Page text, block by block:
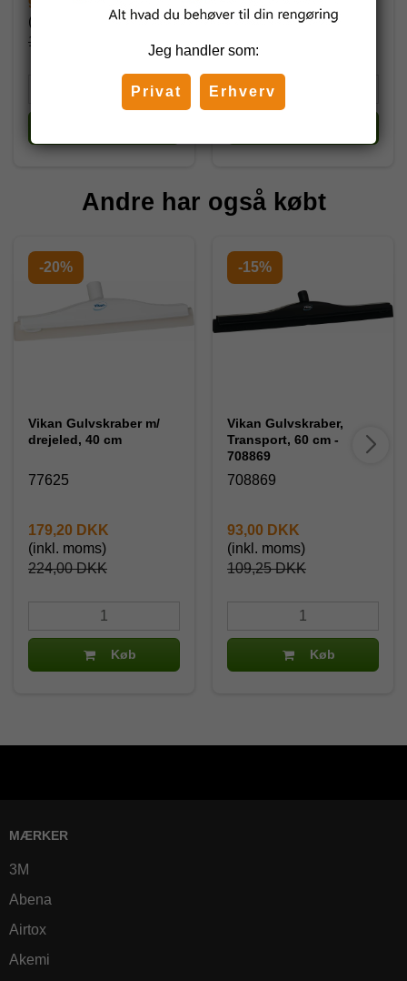
108,25 DKK
92,01 DKK
(inkl. moms)
(inkl. moms)
Andre har også købt
-20%
Vikan Gulvskraber m/
drejeled, 40 cm
77625
224,00 DKK
179,20 DKK
(inkl. moms)
Køb
-15%
Vikan Gulvskraber,
Transport, 60 cm -
708869
708869
109,25 DKK
93,00 DKK
(inkl. moms)
Køb
MÆRKER
3M
Abena
Airtox
Akemi
Jeg handler som:
Privat Erhverv